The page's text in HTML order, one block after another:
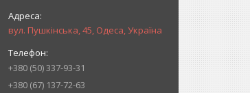
вул. Пушкінська, 45, Одеса, Україна
+380 (50) 337-93-31
+380 (67) 137-72-63